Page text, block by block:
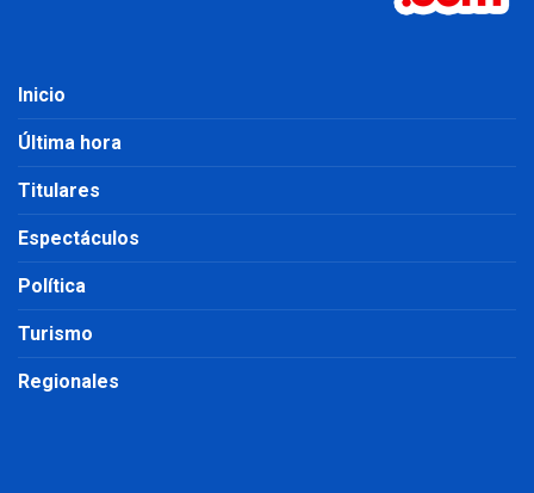
Inicio
Última hora
Titulares
Espectáculos
Política
Turismo
Regionales